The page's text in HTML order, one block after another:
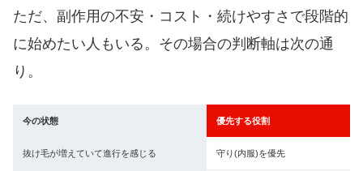
ただ、副作用の不安・コスト・続けやすさで段階的
に始めたい人もいる。その場合の判断軸は次の通
り。
今の状態 優先する役割
抜け毛が増えていて進行を感じる 守り(内服)を優先